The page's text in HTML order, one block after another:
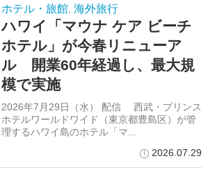
ホテル・旅館, 海外旅行
ハワイ「マウナ ケア ビーチ
ホテル」が今春リニューア
ル 開業60年経過し、最大規
模で実施
2026年7月29日（水） 配信 西武・プリンス
ホテルワールドワイド（東京都豊島区）が管
理するハワイ島のホテル「マ...
2026.07.29